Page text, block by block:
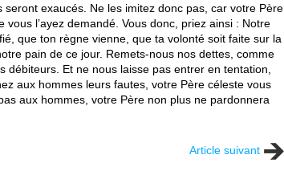
seront exaucés. Ne les imitez donc pas, car votre Père
l’ayez demandé. Vous donc, priez ainsi : Notre
que ton règne vienne, que ta volonté soit faite sur la
pain de ce jour. Remets-nous nos dettes, comme
Et ne nous laisse pas entrer en tentation,
aux hommes leurs fautes, votre Père céleste vous
aux hommes, votre Père non plus ne pardonnera
Article suivant